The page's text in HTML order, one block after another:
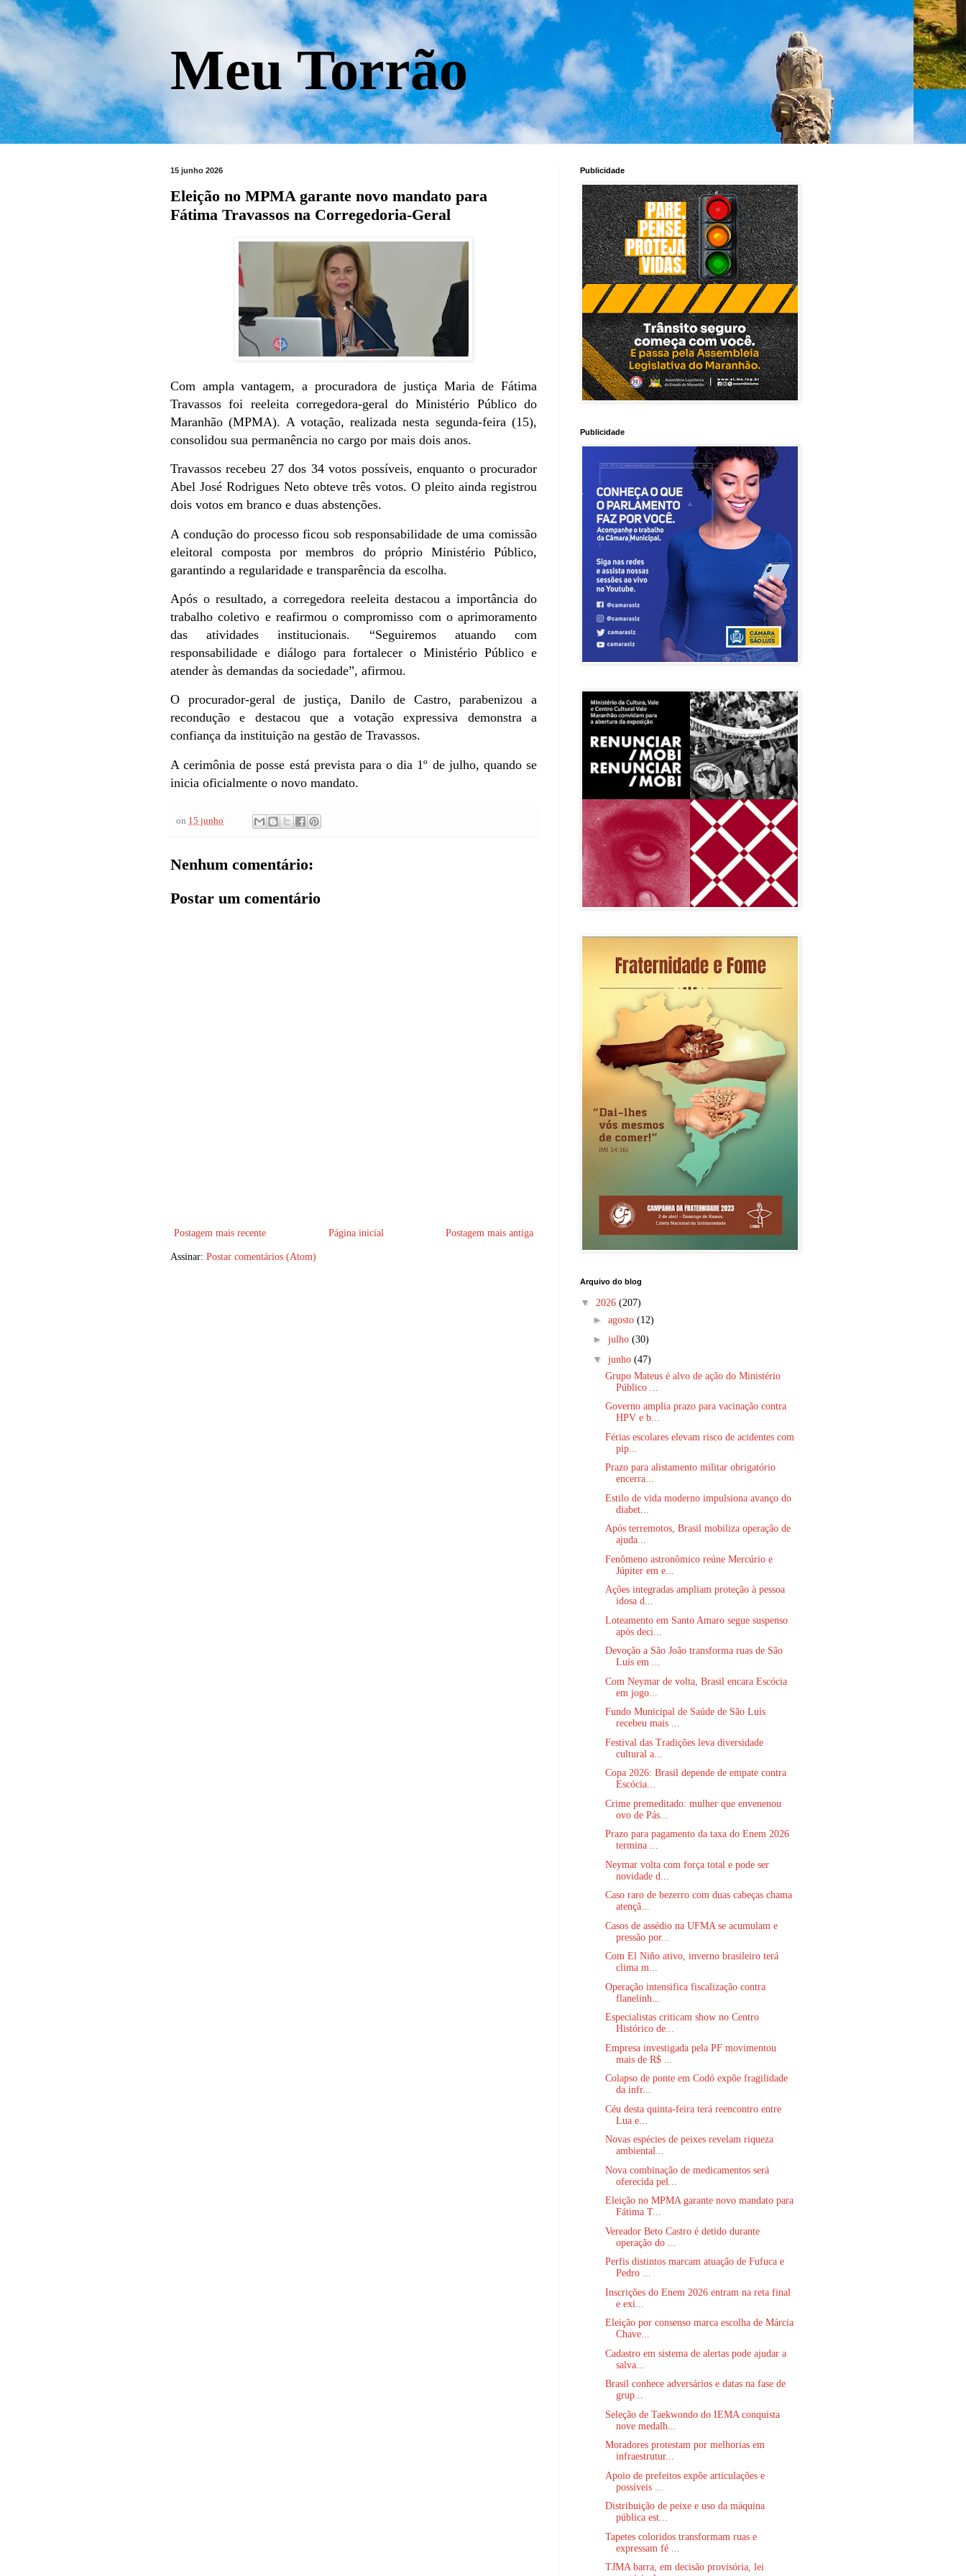
Meu Torrão
15 junho 2026
Eleição no MPMA garante novo mandato para
Fátima Travassos na Corregedoria-Geral
Com ampla vantagem, a procuradora de justiça Maria de Fátima
Travassos foi reeleita corregedora-geral do Ministério Público do
Maranhão (MPMA). A votação, realizada nesta segunda-feira (15),
consolidou sua permanência no cargo por mais dois anos.
Travassos recebeu 27 dos 34 votos possíveis, enquanto o procurador
Abel José Rodrigues Neto obteve três votos. O pleito ainda registrou
dois votos em branco e duas abstenções.
A condução do processo ficou sob responsabilidade de uma comissão
eleitoral composta por membros do próprio Ministério Público,
garantindo a regularidade e transparência da escolha.
Após o resultado, a corregedora reeleita destacou a importância do
trabalho coletivo e reafirmou o compromisso com o aprimoramento
das atividades institucionais. “Seguiremos atuando com
responsabilidade e diálogo para fortalecer o Ministério Público e
atender às demandas da sociedade”, afirmou.
O procurador-geral de justiça, Danilo de Castro, parabenizou a
recondução e destacou que a votação expressiva demonstra a
confiança da instituição na gestão de Travassos.
A cerimônia de posse está prevista para o dia 1º de julho, quando se
inicia oficialmente o novo mandato.
on 15 junho
Nenhum comentário:
Postar um comentário
Postagem mais recente Postagem mais antiga
Página inicial
Assinar: Postar comentários (Atom)
Publicidade
Publicidade
Arquivo do blog
▼ 2026 (207)
► agosto (12)
► julho (30)
▼ junho (47)
Grupo Mateus é alvo de ação do Ministério
Público ...
Governo amplia prazo para vacinação contra
HPV e b...
Férias escolares elevam risco de acidentes com
pip...
Prazo para alistamento militar obrigatório
encerra...
Estilo de vida moderno impulsiona avanço do
diabet...
Após terremotos, Brasil mobiliza operação de
ajuda...
Fenômeno astronômico reúne Mercúrio e
Júpiter em e...
Ações integradas ampliam proteção à pessoa
idosa d...
Loteamento em Santo Amaro segue suspenso
após deci...
Devoção a São João transforma ruas de São
Luís em ...
Com Neymar de volta, Brasil encara Escócia
em jogo...
Fundo Municipal de Saúde de São Luís
recebeu mais ...
Festival das Tradições leva diversidade
cultural a...
Copa 2026: Brasil depende de empate contra
Escócia...
Crime premeditado: mulher que envenenou
ovo de Pás...
Prazo para pagamento da taxa do Enem 2026
termina ...
Neymar volta com força total e pode ser
novidade d...
Caso raro de bezerro com duas cabeças chama
atençã...
Casos de assédio na UFMA se acumulam e
pressão por...
Com El Niño ativo, inverno brasileiro terá
clima m...
Operação intensifica fiscalização contra
flanelinh...
Especialistas criticam show no Centro
Histórico de...
Empresa investigada pela PF movimentou
mais de R$ ...
Colapso de ponte em Codó expõe fragilidade
da infr...
Céu desta quinta-feira terá reencontro entre
Lua e...
Novas espécies de peixes revelam riqueza
ambiental...
Nova combinação de medicamentos será
oferecida pel...
Eleição no MPMA garante novo mandato para
Fátima T...
Vereador Beto Castro é detido durante
operação do ...
Perfis distintos marcam atuação de Fufuca e
Pedro ...
Inscrições do Enem 2026 entram na reta final
e exi...
Eleição por consenso marca escolha de Márcia
Chave...
Cadastro em sistema de alertas pode ajudar a
salva...
Brasil conhece adversários e datas na fase de
grup...
Seleção de Taekwondo do IEMA conquista
nove medalh...
Moradores protestam por melhorias em
infraestrutur...
Apoio de prefeitos expõe articulações e
possíveis ...
Distribuição de peixe e uso da máquina
pública est...
Tapetes coloridos transformam ruas e
expressam fé ...
TJMA barra, em decisão provisória, lei